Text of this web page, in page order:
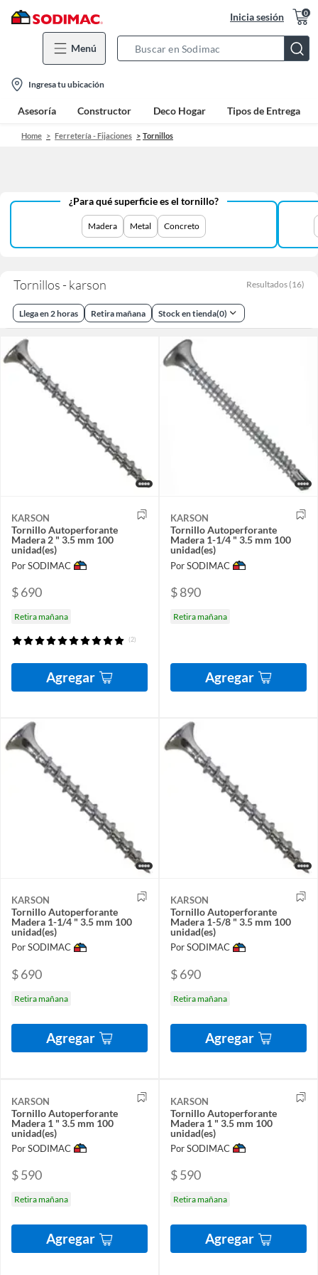
Inicia sesión 0
Menú
Bar
location-
icon
Ingresa tu ubicación
Asesoría Constructor Deco Hogar Tipos de Entrega
Home Ferretería - Fijaciones Tornillos
¿Para qué superficie es el tornillo?
Madera Metal Concreto
Tornillos - karson Resultados (16)
Llega en 2 horas Retira mañana Stock en tienda(0)
KARSON
Tornillo Autoperforante
Madera 2 " 3.5 mm 100
unidad(es)
Por SODIMAC
$ 690
Retira mañana
(2)
Agregar
KARSON
Tornillo Autoperforante
Madera 1-1/4 " 3.5 mm 100
unidad(es)
Por SODIMAC
$ 890
Retira mañana
Agregar
KARSON
Tornillo Autoperforante
Madera 1-1/4 " 3.5 mm 100
unidad(es)
Por SODIMAC
$ 690
Retira mañana
Agregar
KARSON
Tornillo Autoperforante
Madera 1-5/8 " 3.5 mm 100
unidad(es)
Por SODIMAC
$ 690
Retira mañana
Agregar
KARSON
Tornillo Autoperforante
Madera 1 " 3.5 mm 100
unidad(es)
Por SODIMAC
$ 590
Retira mañana
Agregar
KARSON
Tornillo Autoperforante
Madera 1 " 3.5 mm 100
unidad(es)
Por SODIMAC
$ 590
Retira mañana
Agregar